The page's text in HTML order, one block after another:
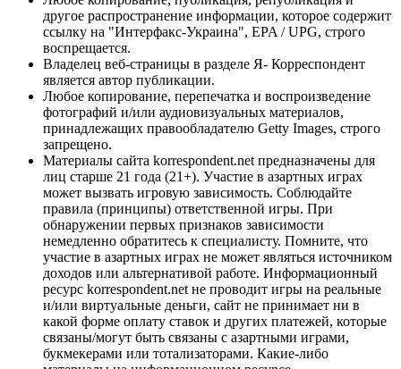
другое распространение информации, которое содержит
ссылку на "Интерфакс-Украина", EPA / UPG, строго
воспрещается.
Владелец веб-страницы в разделе Я- Корреспондент
является автор публикации.
Любое копирование, перепечатка и воспроизведение
фотографий и/или аудиовизуальных материалов,
принадлежащих правообладателю Getty Images, строго
запрещено.
Материалы сайта korrespondent.net предназначены для
лиц старше 21 года (21+). Участие в азартных играх
может вызвать игровую зависимость. Соблюдайте
правила (принципы) ответственной игры. При
обнаружении первых признаков зависимости
немедленно обратитесь к специалисту. Помните, что
участие в азартных играх не может являться источником
доходов или альтернативой работе. Информационный
ресурс korrespondent.net не проводит игры на реальные
и/или виртуальные деньги, сайт не принимает ни в
какой форме оплату ставок и других платежей, которые
связаны/могут быть связаны с азартными играми,
букмекерами или тотализаторами. Какие-либо